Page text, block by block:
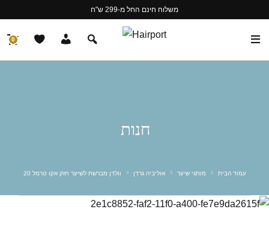
משלוח חינם החל מ-299 ש"ח
0
חנות
עמוד הבית מותגי שיער אוליביה גרדן וולדן מברשת לשיער חזק אקו טרמל 20